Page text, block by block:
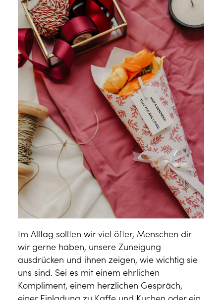
Im Alltag sollten wir viel öfter, Menschen dir
wir gerne haben, unsere Zuneigung
ausdrücken und ihnen zeigen, wie wichtig sie
uns sind. Sei es mit einem ehrlichen
Kompliment, einem herzlichen Gespräch,